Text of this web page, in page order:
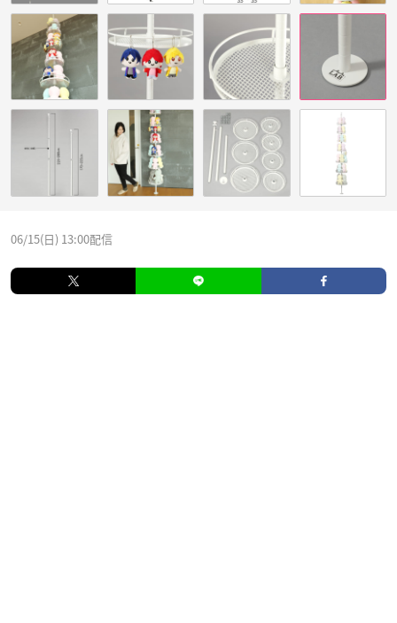
06/15(日) 13:00配信